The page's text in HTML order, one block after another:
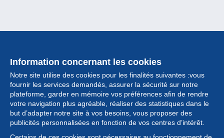
Information concernant les cookies
Notre site utilise des cookies pour les finalités suivantes :vous
fournir les services demandés, assurer la sécurité sur notre
plateforme, garder en mémoire vos préférences afin de rendre
votre navigation plus agréable, réaliser des statistiques dans le
but d’adapter notre site à vos besoins, vous proposer des
publicités personnalisées en fonction de vos centres d’intérêt.
Collection